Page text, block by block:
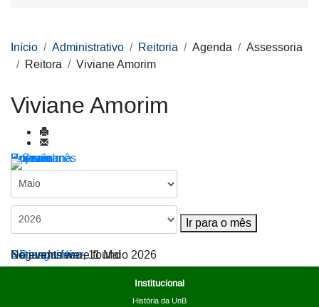
Início Administrativo Reitoria Agenda
Assessoria
Reitora
Viviane Amorim
Viviane Amorim
Por ano
Por mês
Por semana
Hoje
Ir para o mês
Ir para o mês
< Dia anterior
Segunda-feira, 11 Maio 2026
Dia seguinte >
No events were found
Institucional
História da UnB